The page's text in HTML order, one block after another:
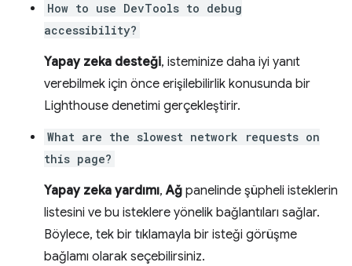
How to use DevTools to debug
accessibility?
Yapay zeka desteği, isteminize daha iyi yanıt
verebilmek için önce erişilebilirlik konusunda bir
Lighthouse denetimi gerçekleştirir.
What are the slowest network requests on
this page?
Yapay zeka yardımı,Ağ panelinde şüpheli isteklerin
listesini ve bu isteklere yönelik bağlantıları sağlar.
Böylece, tek bir tıklamayla bir isteği görüşme
bağlamı olarak seçebilirsiniz.